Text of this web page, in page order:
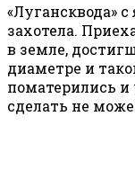
«Лугансквода»
захотела.
в земле,
диаметре и
поматерились и
сделать не